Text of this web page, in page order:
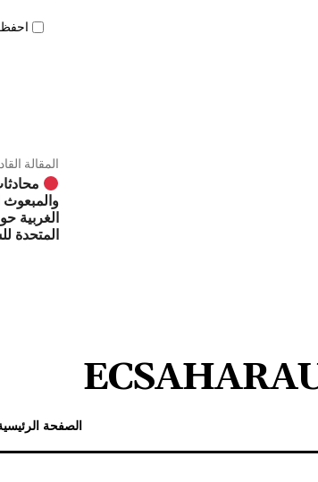
احفظ
المقالة
والمبعوث
الغربية
المتحدة
الصفحة